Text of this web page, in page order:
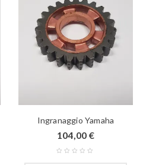
Ingranaggio Yamaha
104,00 €